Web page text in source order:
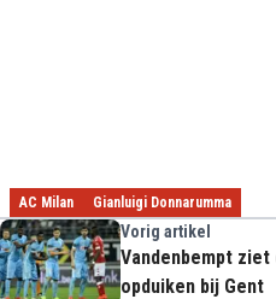
AC Milan Gianluigi Donnarumma
Vorig artikel
Vandenbempt
opduiken bij Gent